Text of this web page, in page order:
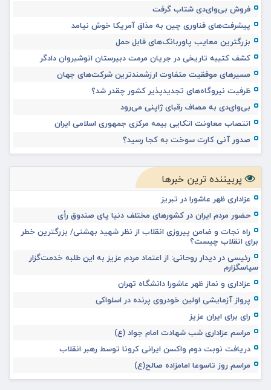
فروش بی‌وای‌دی شتاب گرفت
پیشرفت‌های فناوری چین به مذاق آمریکا خوش نیامد
بزرگترین معایب پاوربانک‌های قابل حمل
کشف کتیبه تاریخی در جریان مرمت دبیرستان انوشیروان دادگر
مسیرهای موفقیت متفاوت ارزشمندترین شرکت‌های جهان
ظرفیت نیروگاه‌های تجدیدپذیر کشور چقدر شد؟
بی‌وای‌دی به مصاف رقبای ژاپنی می‌رود
انتصاب معاونت اتکایی بیمه مرکزی جمهوری اسلامی ایران
صدور آنی کارت سوخت به کجا رسید؟
پربیننده ترین خبرها
عزاداری ظهر عاشورا در تبریز
حضور مردم ایران در کشورهای مختلف دنیا پای صندوق رأی
راه نجات و ضامن پیروزی انقلاب از نظر شهید بهشتی/ بزرگترین خطر
برای انقلاب چیست؟
رئیسی در دیدار روحانی: از اعتماد مردم عزیز به این طلبه خدمت‌گزار
سپاسگزارم
عزاداری و نماز ظهر عاشورا دانشگاه تهران
پرواز آزمایشی اولین خودروی پرنده در اسلواکی
رای برای ایران عزیز
مراسم عزاداری شب شهادت امام جواد (ع)
دریافت نوبت دوم واکسن ایرانی کرونا توسط رهبر انقلاب
مراسم روز تاسوعا امامزاده صالح(ع)